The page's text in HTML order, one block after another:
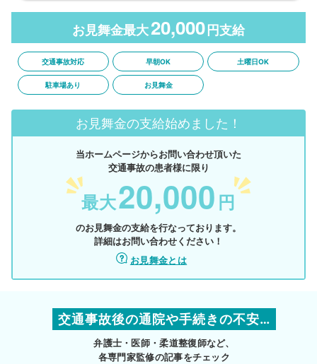
お見舞金最大20,000 円支給
交通事故対応 早朝OK 土曜日OK
駐車場あり お見舞金
お見舞金の支給始めました！
当ホームページからお問い合わせ頂いた
交通事故の患者様に限り
最大20,000 円
のお見舞金の支給を行なっております。
詳細はお問い合わせください！
お見舞金とは
交通事故後の通院や手続きの不安…
弁護士・医師・柔道整復師など、
各専門家監修の記事をチェック